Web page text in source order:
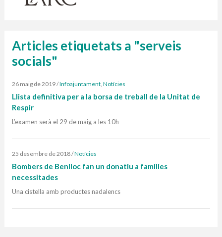
Articles etiquetats a "serveis
socials"
26 maig de 2019/Infoajuntament, Notícies
Llista definitiva per a la borsa de treball de la Unitat de
Respir
L’examen serà el 29 de maig a les 10h
25 desembre de 2018/Notícies
Bombers de Benlloc fan un donatiu a families
necessitades
Una cistella amb productes nadalencs